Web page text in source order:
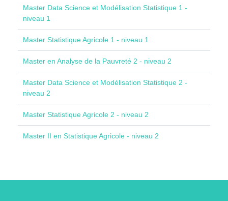
Master Data Science et Modélisation Statistique 1 -
niveau 1
Master Statistique Agricole 1 - niveau 1
Master en Analyse de la Pauvreté 2 - niveau 2
Master Data Science et Modélisation Statistique 2 -
niveau 2
Master Statistique Agricole 2 - niveau 2
Master II en Statistique Agricole - niveau 2